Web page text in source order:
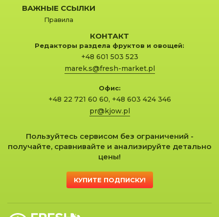
ВАЖНЫЕ ССЫЛКИ
Правила
КОНТАКТ
Редакторы раздела фруктов и овощей:
+48 601 503 523
marek.s@fresh-market.pl
Офис:
+48 22 721 60 60, +48 603 424 346
pr@kjow.pl
Пользуйтесь сервисом без ограничений -
получайте, сравнивайте и анализируйте детально
цены!
КУПИТЕ ПОДПИСКУ!